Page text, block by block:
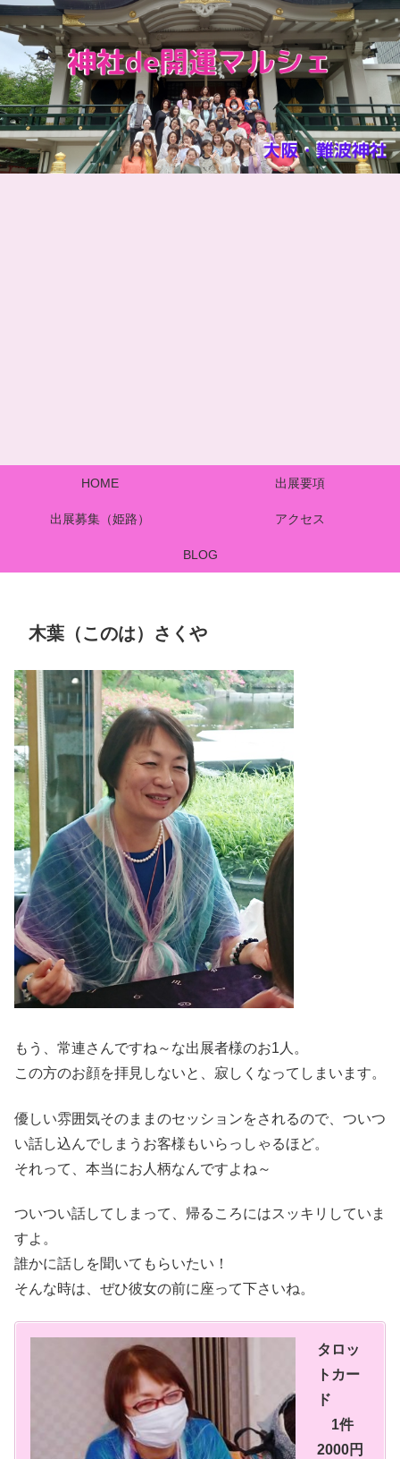
HOME 出展要項
出展募集（姫路） アクセス
BLOG
木葉（このは）さくや
もう、常連さんですね～な出展者様のお1人。
この方のお顔を拝見しないと、寂しくなってしまいます。
優しい雰囲気そのままのセッションをされるので、ついつ
い話し込んでしまうお客様もいらっしゃるほど。
それって、本当にお人柄なんですよね～
ついつい話してしまって、帰るころにはスッキリしていま
すよ。
誰かに話しを聞いてもらいたい！
そんな時は、ぜひ彼女の前に座って下さいね。
タロッ
トカー
ド
1件
2000円